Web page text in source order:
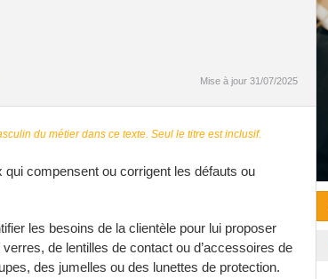
Mise à jour 31/07/2025
du métier dans ce texte. Seul le titre est inclusif.
compensent ou corrigent les défauts ou
les besoins de la clientèle pour lui proposer
de lentilles de contact ou d’accessoires de
des jumelles ou des lunettes de protection.